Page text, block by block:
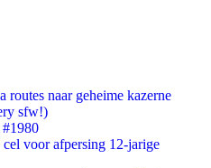
naar geheime kazerne
sfw!)
#1980
voor afpersing 12-jarige